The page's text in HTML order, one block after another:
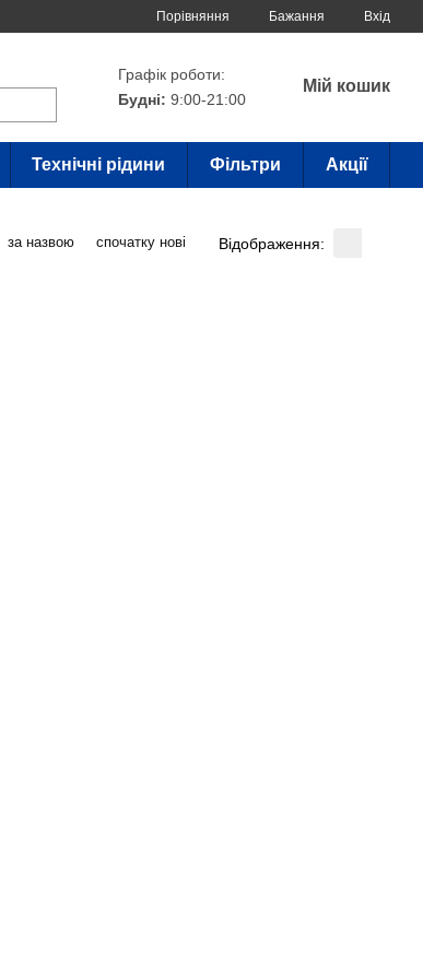
Порівняння Бажання Вхід
Графік роботи:
Будні: 9:00-21:00
Мій кошик
Технічні рідини Фільтри Акції
за назвою спочатку нові Відображення: